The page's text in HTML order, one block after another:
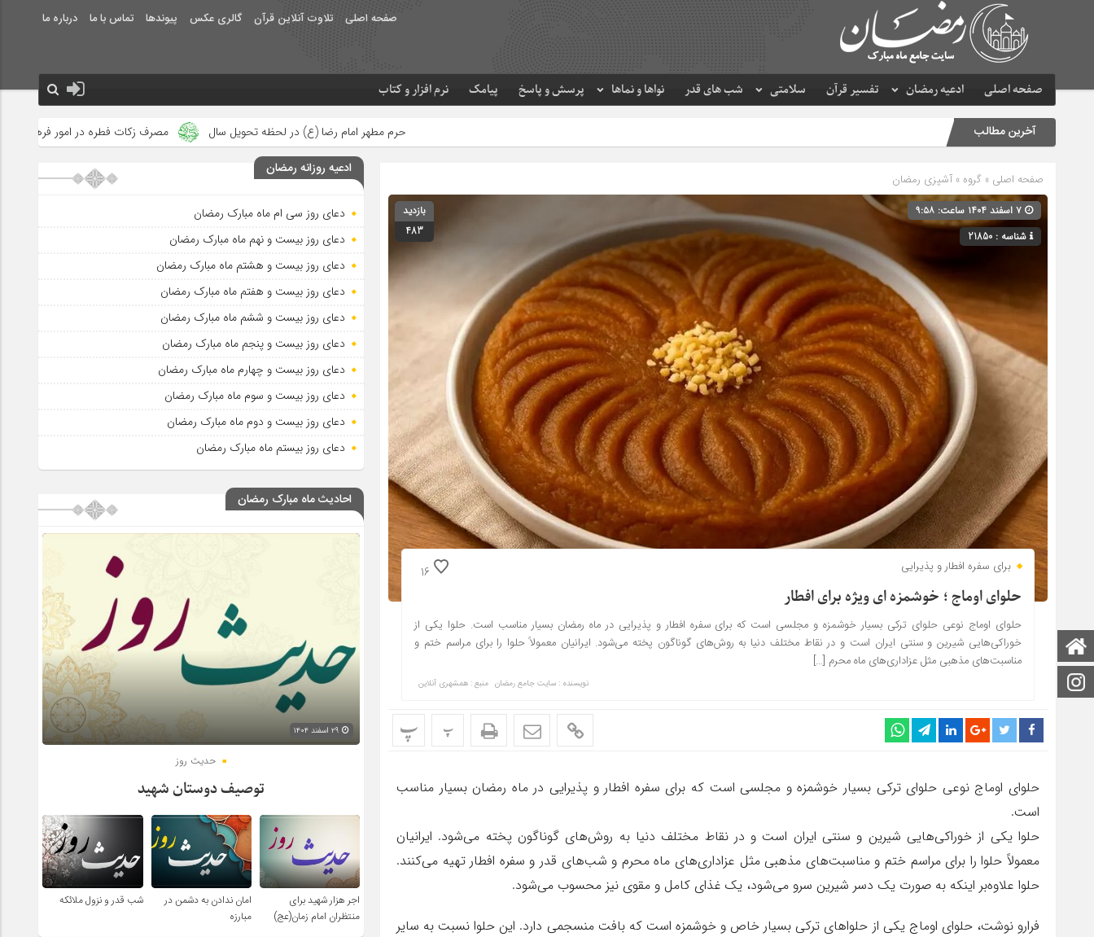
صفحه اصلی تلاوت آنلاین قرآن گالری عکس پیوندها تماس با ما درباره ما
صفحه اصلی ادعیه رمضان تفسیر قرآن سلامتی شب های قدر نواها و نماها پرسش و پاسخ پیامک نرم افزار و کتاب
صفحه اصلی
آخرین مطالب حرم مطهر امام رضا (ع) در لحظه تحویل سال مصرف زکات فطره در امور فرهنگی جلوه‌های بزرگ نصرت
صفحه اصلی » گروه » آشپزی رمضان
شناسه : 21850
بازدید
483
16 برای سفره افطار و پذیرایی
حلوای اوماج ؛ خوشمزه ای ویژه برای افطار
حلوای اوماج نوعی حلوای ترکی بسیار خوشمزه و مجلسی است که برای سفره افطار و پذیرایی در ماه رمضان بسیار مناسب است. حلوا یکی از
خوراکی‌هایی شیرین و سنتی ایران است و در نقاط مختلف دنیا به روش‌های گوناگون پخته می‌شود. ایرانیان معمولاً حلوا را برای مراسم ختم و
مناسبت‌های مذهبی مثل عزاداری‌های ماه محرم […]
نویسنده : سایت جامع رمضان منبع : همشهری آنلاین
پ پ
حلوای اوماج نوعی حلوای ترکی بسیار خوشمزه و مجلسی است که برای سفره افطار و پذیرایی در ماه رمضان بسیار مناسب
است.
حلوا یکی از خوراکی‌هایی شیرین و سنتی ایران است و در نقاط مختلف دنیا به روش‌های گوناگون پخته می‌شود. ایرانیان
معمولاً حلوا را برای مراسم ختم و مناسبت‌های مذهبی مثل عزاداری‌های ماه محرم و شب‌های قدر و سفره افطار تهیه می‌کنند.
حلوا علاوه‌بر اینکه به صورت یک دسر شیرین سرو می‌شود، یک غذای کامل و مقوی نیز محسوب می‌شود.
فرارو نوشت، حلوای اوماج یکی از حلواهای ترکی بسیار خاص و خوشمزه است که بافت منسجمی دارد. این حلوا نسبت به سایر
ادعیه روزانه رمضان
دعای روز سی ام ماه مبارک رمضان
دعای روز بیست و نهم ماه مبارک رمضان
دعای روز بیست و هشتم ماه مبارک رمضان
دعای روز بیست و هفتم ماه مبارک رمضان
دعای روز بیست و ششم ماه مبارک رمضان
دعای روز بیست و پنجم ماه مبارک رمضان
دعای روز بیست و چهارم ماه مبارک رمضان
دعای روز بیست و سوم ماه مبارک رمضان
دعای روز بیست و دوم ماه مبارک رمضان
دعای روز بیستم ماه مبارک رمضان
احادیث ماه مبارک رمضان
حدیث روز
توصیف دوستان شهید
اجر هزار شهید برای
منتظران امام زمان(عج)
امان ندادن به دشمن در
مبارزه
شب قدر و نزول ملائکه